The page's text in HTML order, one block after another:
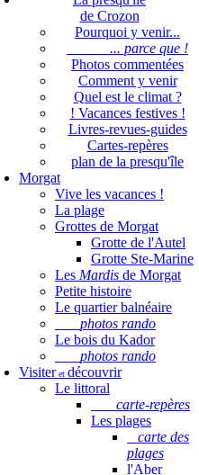
de Crozon
Pourquoi y venir...
... parce que !
Photos commentées
Comment y venir
Quel est le climat ?
! Vacances festives !
Livres-revues-guides
Cartes-repères
plan de la presqu'île
Morgat
Vive les vacances !
La plage
Grottes de Morgat
Grotte de l'Autel
Grotte Ste-Marine
Les Mardis de Morgat
Petite histoire
Le quartier balnéaire
photos rando
Le bois du Kador
photos rando
Visiteret découvrir
Le littoral
carte-repères
Les plages
carte des
plages
l'Aber